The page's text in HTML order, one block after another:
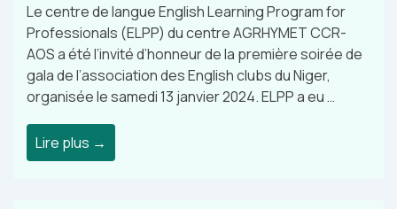
Le centre de langue English Learning Program for
Professionals (ELPP) du centre AGRHYMET CCR-
AOS a été l’invité d’honneur de la première soirée de
gala de l’association des English clubs du Niger,
organisée le samedi 13 janvier 2024. ELPP a eu …
Lire plus →